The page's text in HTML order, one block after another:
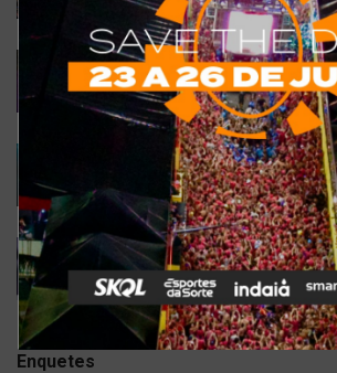
19 DE JULHO DE 2022
Confira 5 restaurantes
para visitar neste feriado
6 DE SETEMBRO DE 2021
Gusttavo Lima inicia venda de
festival em navio luxuoso;
9 DE JULHO DE 2021
Bell Marques confirma live
repertório do show ‘Só As
6 DE ABRIL DE 2020
Enquetes